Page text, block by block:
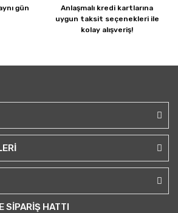
gün
Anlaşmalı kredi kartlarına
uygun taksit seçenekleri ile
kolay alışveriş!
SİPARİŞ HATTI